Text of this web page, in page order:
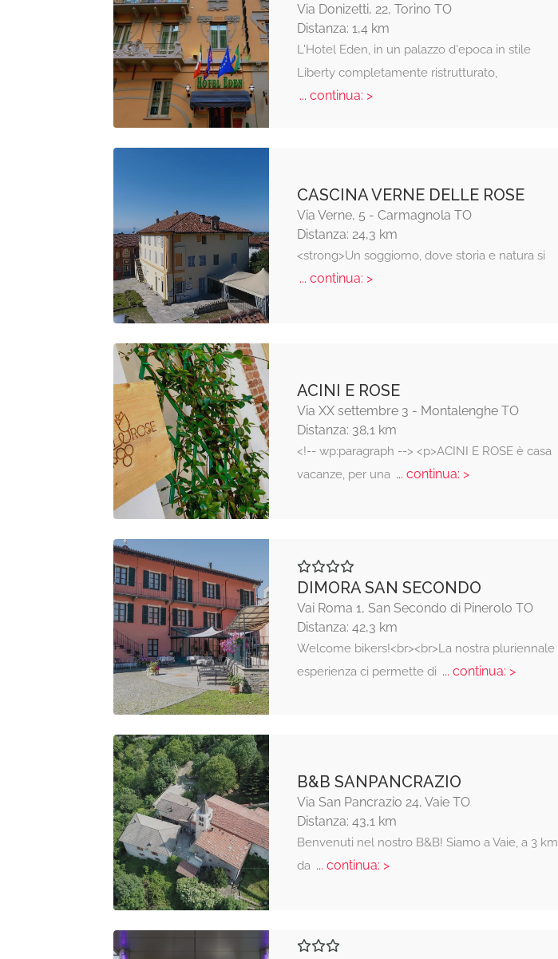
Via Donizetti, 22, Torino TO
Distanza: 1,4 km
L'Hotel Eden, in un palazzo d'epoca in stile
Liberty completamente ristrutturato,
... continua: >
CASCINA VERNE DELLE ROSE
Via Verne, 5 - Carmagnola TO
Distanza: 24,3 km
<strong>Un soggiorno, dove storia e natura si
... continua: >
ACINI E ROSE
Via XX settembre 3 - Montalenghe TO
Distanza: 38,1 km
<!-- wp:paragraph --> <p>ACINI E ROSE è casa
vacanze, per una... continua: >
DIMORA SAN SECONDO
Vai Roma 1, San Secondo di Pinerolo TO
Distanza: 42,3 km
Welcome bikers!<br><br>La nostra pluriennale
esperienza ci permette di... continua: >
B&B SANPANCRAZIO
Via San Pancrazio 24, Vaie TO
Distanza: 43,1 km
Benvenuti nel nostro B&B! Siamo a Vaie, a 3 km
da... continua: >